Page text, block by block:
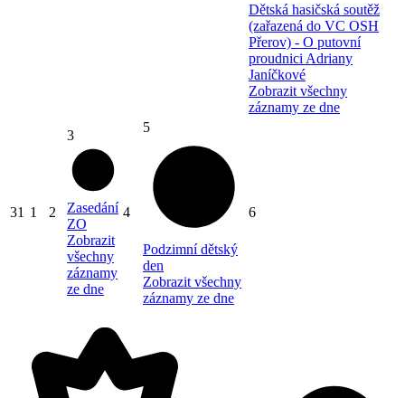
Dětská hasičská soutěž
(zařazená do VC OSH
Přerov) - O putovní
proudnici Adriany
Janíčkové
Zobrazit všechny
záznamy ze dne
31 1 2
3
Zasedání
ZO
Zobrazit
všechny
záznamy
ze dne
4
5
Podzimní dětský
den
Zobrazit všechny
záznamy ze dne
6